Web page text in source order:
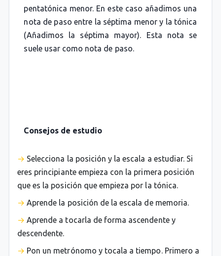
pentatónica menor. En este caso añadimos una
nota de paso entre la séptima menor y la tónica
(Añadimos la séptima mayor). Esta nota se
suele usar como nota de paso.
Consejos de estudio
Selecciona la posición y la escala a estudiar. Si
eres principiante empieza con la primera posición
que es la posición que empieza por la tónica.
Aprende la posición de la escala de memoria.
Aprende a tocarla de forma ascendente y
descendente.
Pon un metrónomo y tocala a tiempo. Primero a